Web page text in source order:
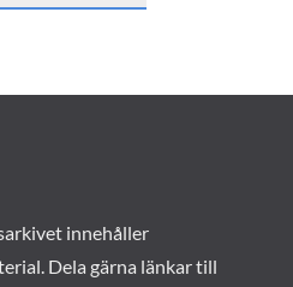
innehåller
Dela gärna länkar till